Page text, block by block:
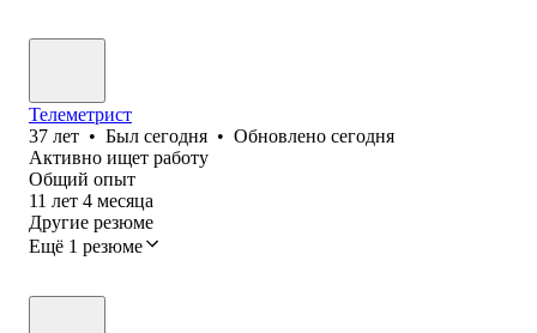
Телеметрист
37 лет • Был сегодня • Обновлено сегодня
Активно ищет работу
Общий опыт
11 лет 4 месяца
Другие резюме
Ещё 1 резюме